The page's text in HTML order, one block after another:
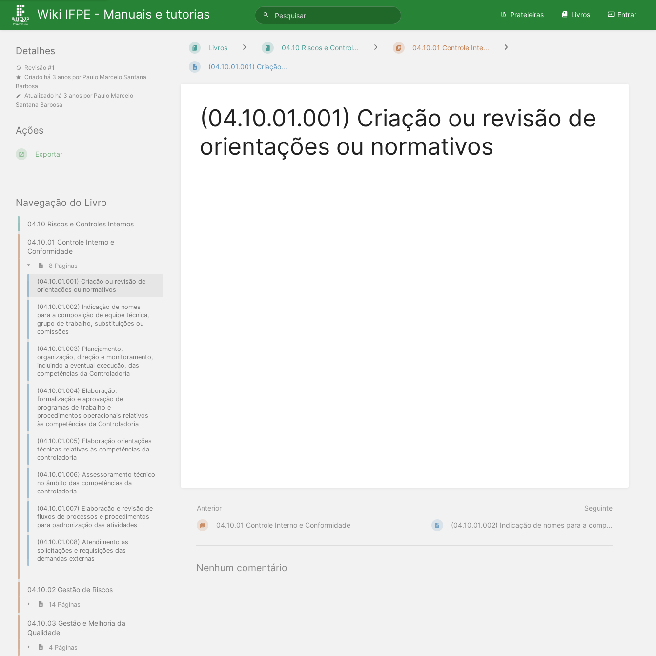
Wiki IFPE - Manuais e tutorias Prateleiras Livros Entrar
Navegação do Livro
04.10 Riscos e Controles Internos
04.10.01 Controle Interno e
Conformidade
8 Páginas
(04.10.01.001) Criação ou revisão de
orientações ou normativos
(04.10.01.002) Indicação de nomes
para a composição de equipe técnica,
grupo de trabalho, substituições ou
comissões
(04.10.01.003) Planejamento,
organização, direção e monitoramento,
incluindo a eventual execução, das
competências da Controladoria
(04.10.01.004) Elaboração,
formalização e aprovação de
programas de trabalho e
procedimentos operacionais relativos
às competências da Controladoria
(04.10.01.005) Elaboração orientações
técnicas relativas às competências da
controladoria
(04.10.01.006) Assessoramento técnico
no âmbito das competências da
controladoria
(04.10.01.007) Elaboração e revisão de
fluxos de processos e procedimentos
para padronização das atividades
(04.10.01.008) Atendimento às
solicitações e requisições das
demandas externas
04.10.02 Gestão de Riscos
14 Páginas
04.10.03 Gestão e Melhoria da
Qualidade
4 Páginas
Livros 04.10 Riscos e Control... 04.10.01 Controle Inte...
(04.10.01.001) Criação...
(04.10.01.001) Criação ou revisão de
orientações ou normativos
Anterior
04.10.01 Controle Interno e Conformidade
Seguinte
(04.10.01.002) Indicação de nomes para a comp...
Nenhum comentário
Detalhes
Revisão #1
Criado há 3 anos por Paulo Marcelo Santana
Barbosa
Atualizado há 3 anos por Paulo Marcelo
Santana Barbosa
Ações
Exportar